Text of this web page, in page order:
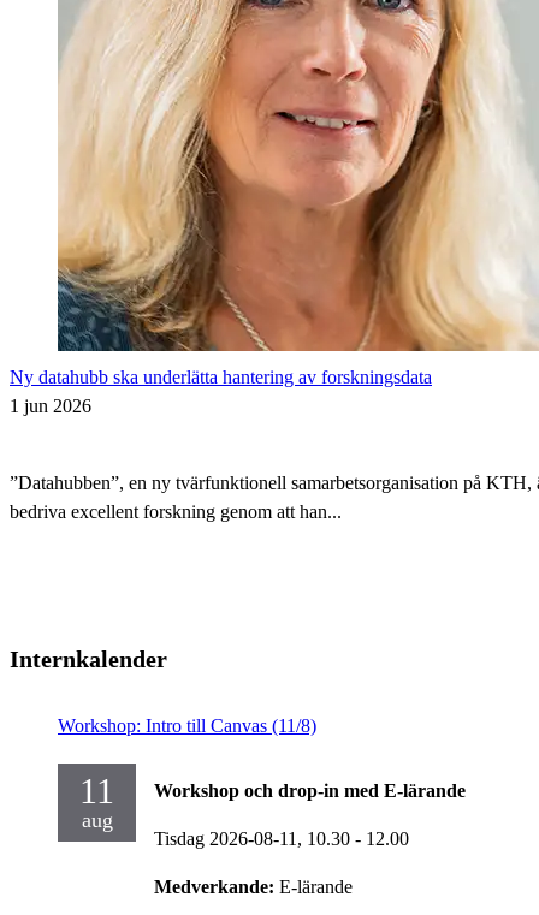
Ny datahubb ska underlätta hantering av forskningsdata
1 jun 2026
”Datahubben”, en ny tvärfunktionell samarbetsorganisation på
bedriva excellent forskning genom att han...
Internkalender
Workshop: Intro till Canvas (11/8)
11
aug
Workshop och drop-in med E-lärande
Tisdag 2026-08-11, 10.30 - 12.00
Medverkande: E-lärande